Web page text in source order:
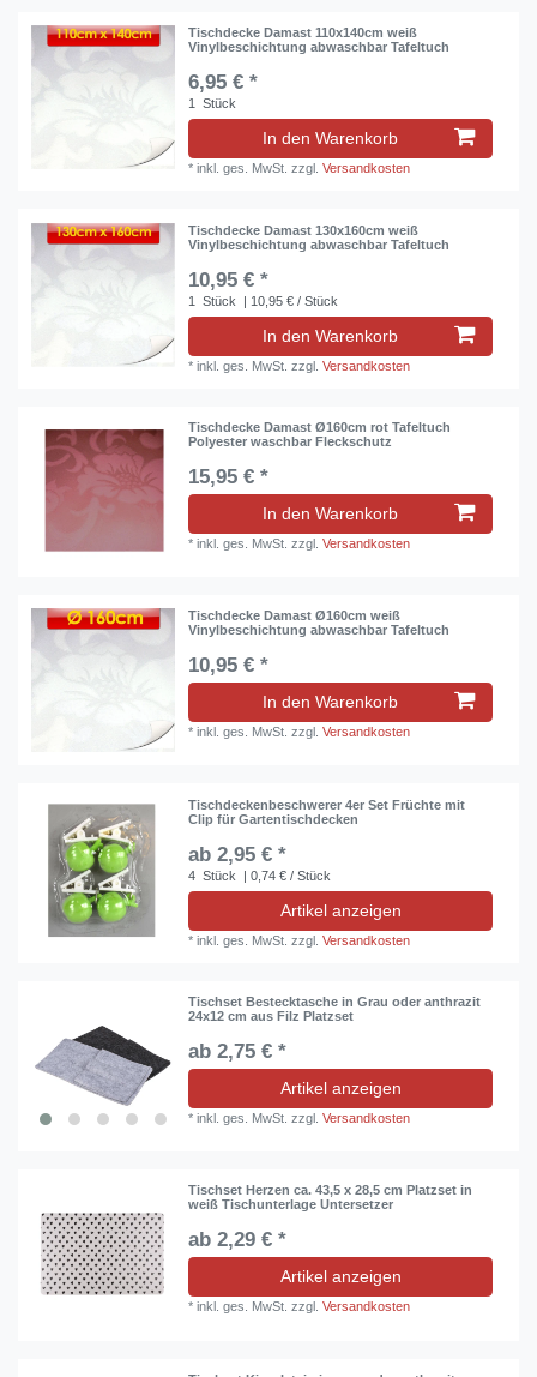
Tischdecke Damast 110x140cm weiß
Vinylbeschichtung abwaschbar Tafeltuch
6,95 € *
1 Stück
In den Warenkorb
*inkl. ges. MwSt. zzgl.Versandkosten
Tischdecke Damast 130x160cm weiß
Vinylbeschichtung abwaschbar Tafeltuch
10,95 € *
1 Stück | 10,95 € / Stück
In den Warenkorb
*inkl. ges. MwSt. zzgl.Versandkosten
Tischdecke Damast Ø160cm rot Tafeltuch
Polyester waschbar Fleckschutz
15,95 € *
In den Warenkorb
*inkl. ges. MwSt. zzgl.Versandkosten
Tischdecke Damast Ø160cm weiß
Vinylbeschichtung abwaschbar Tafeltuch
10,95 € *
In den Warenkorb
*inkl. ges. MwSt. zzgl.Versandkosten
Tischdeckenbeschwerer 4er Set Früchte mit
Clip für Gartentischdecken
ab 2,95 € *
4 Stück | 0,74 € / Stück
Artikel anzeigen
*inkl. ges. MwSt. zzgl.Versandkosten
Tischset Bestecktasche in Grau oder anthrazit
24x12 cm aus Filz Platzset
ab 2,75 € *
Artikel anzeigen
*inkl. ges. MwSt. zzgl.Versandkosten
Tischset Herzen ca. 43,5 x 28,5 cm Platzset in
weiß Tischunterlage Untersetzer
ab 2,29 € *
Artikel anzeigen
*inkl. ges. MwSt. zzgl.Versandkosten